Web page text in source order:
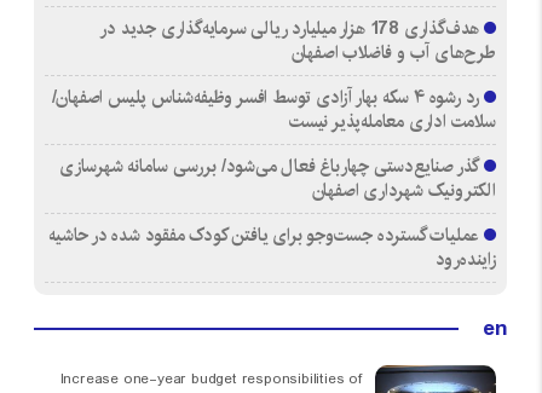
هدف‌گذاری 178 هزار میلیارد ریالی سرمایه‌گذاری جدید در
طرح‌های آب و فاضلاب اصفهان
رد رشوه ۴ سکه بهار آزادی توسط افسر وظیفه‌شناس پلیس اصفهان/
سلامت اداری معامله‌پذیر نیست
گذر صنایع‌دستی چهارباغ فعال می‌شود/ بررسی سامانه شهرسازی
الکترونیک شهرداری اصفهان
عملیات گسترده جست‌وجو برای یافتن کودک مفقود شده در حاشیه
زاینده‌رود
en
Increase one-year budget responsibilities of